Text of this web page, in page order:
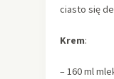
ciasto się
Krem:
– 160 ml